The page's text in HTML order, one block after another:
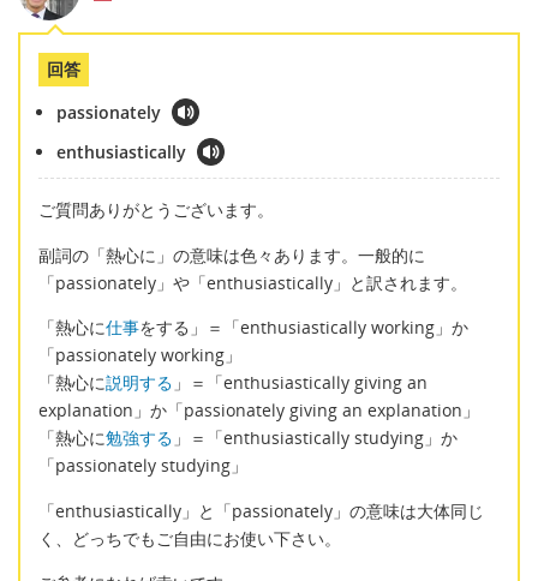
回答
passionately
enthusiastically
ご質問ありがとうございます。
副詞の「熱心に」の意味は色々あります。一般的に
「passionately」や「enthusiastically」と訳されます。
「熱心に仕事をする」＝「enthusiastically working」か
「passionately working」
「熱心に説明する 」＝「enthusiastically giving an
explanation」か「passionately giving an explanation」
「熱心に勉強する 」＝「enthusiastically studying」か
「passionately studying」
「enthusiastically」と「passionately」の意味は大体同じ
く、どっちでもご自由にお使い下さい。